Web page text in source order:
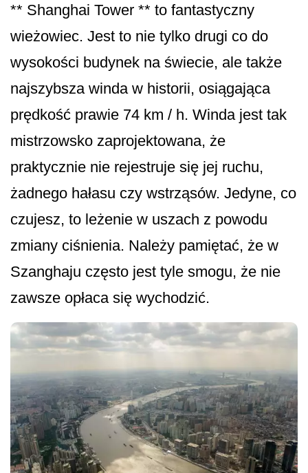
** Shanghai Tower ** to fantastyczny
wieżowiec. Jest to nie tylko drugi co do
wysokości budynek na świecie, ale także
najszybsza winda w historii, osiągająca
prędkość prawie 74 km / h. Winda jest tak
mistrzowsko zaprojektowana, że
praktycznie nie rejestruje się jej ruchu,
żadnego hałasu czy wstrząsów. Jedyne, co
czujesz, to leżenie w uszach z powodu
zmiany ciśnienia. Należy pamiętać, że w
Szanghaju często jest tyle smogu, że nie
zawsze opłaca się wychodzić.